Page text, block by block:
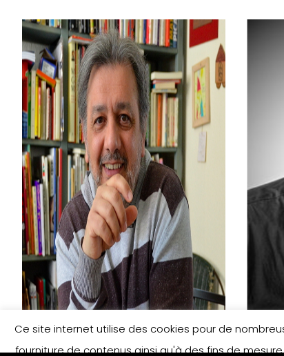
Francesco Pittau
Ce site internet utilise des cookies pour de
fourniture de contenus ainsi qu'à des fins de